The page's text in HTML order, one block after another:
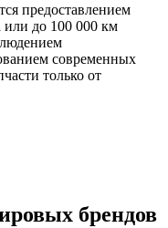
предоставлением
или до 100 000 км
современных
только от
брендов